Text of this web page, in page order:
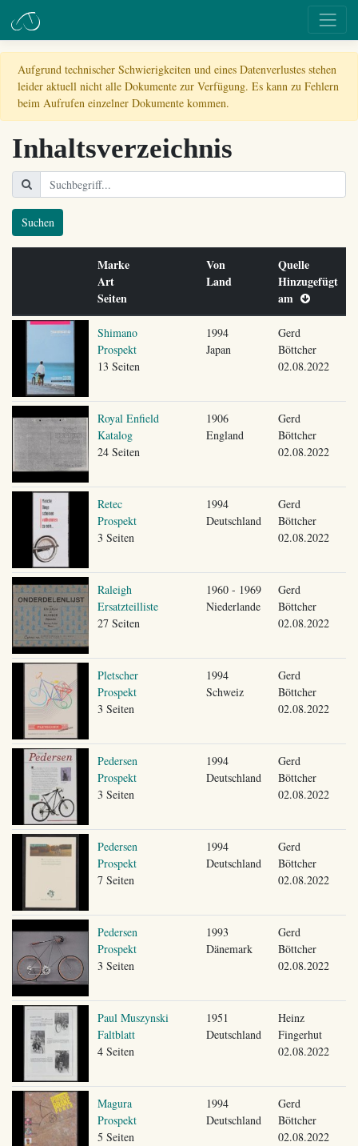
Aufgrund technischer Schwierigkeiten und eines Datenverlustes stehen
leider aktuell nicht alle Dokumente zur Verfügung. Es kann zu Fehlern
beim Aufrufen einzelner Dokumente kommen.
Inhaltsverzeichnis
Suchen
Marke
Art
Seiten
Von
Land
Quelle
Hinzugefügt
am
Shimano
Prospekt
13 Seiten
1994
Japan
Gerd
Böttcher
02.08.2022
Royal Enfield
Katalog
24 Seiten
1906
England
Gerd
Böttcher
02.08.2022
Retec
Prospekt
3 Seiten
1994
Deutschland
Gerd
Böttcher
02.08.2022
Raleigh
Ersatzteilliste
27 Seiten
1960 - 1969
Niederlande
Gerd
Böttcher
02.08.2022
Pletscher
Prospekt
3 Seiten
1994
Schweiz
Gerd
Böttcher
02.08.2022
Pedersen
Prospekt
3 Seiten
1994
Deutschland
Gerd
Böttcher
02.08.2022
Pedersen
Prospekt
7 Seiten
1994
Deutschland
Gerd
Böttcher
02.08.2022
Pedersen
Prospekt
3 Seiten
1993
Dänemark
Gerd
Böttcher
02.08.2022
Paul Muszynski
Faltblatt
4 Seiten
1951
Deutschland
Heinz
Fingerhut
02.08.2022
Magura
Prospekt
5 Seiten
1994
Deutschland
Gerd
Böttcher
02.08.2022